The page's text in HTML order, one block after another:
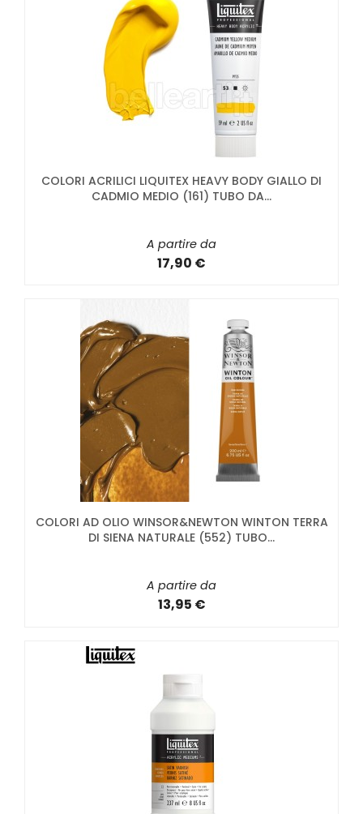
COLORI ACRILICI LIQUITEX HEAVY BODY GIALLO DI
CADMIO MEDIO (161) TUBO DA...
A partire da
17,90 €
COLORI AD OLIO WINSOR&NEWTON WINTON TERRA
DI SIENA NATURALE (552) TUBO...
A partire da
13,95 €